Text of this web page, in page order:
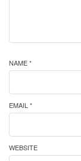
NAME *
EMAIL *
WEBSITE